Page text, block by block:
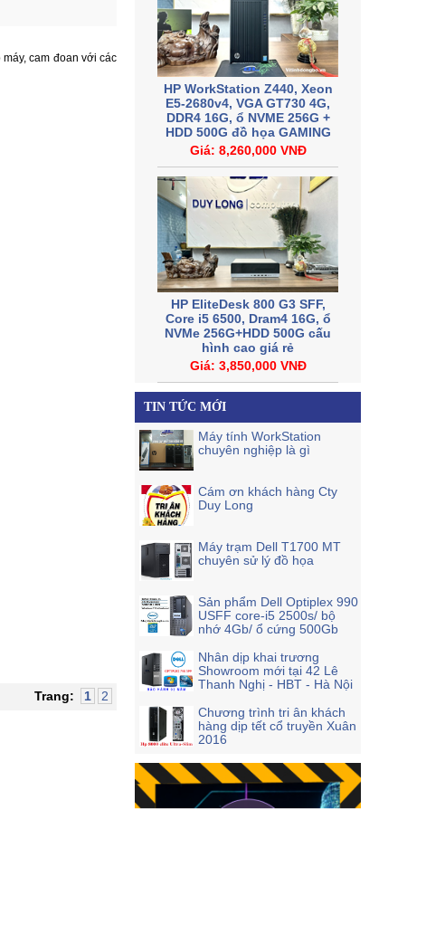
cam đoan với các
Trang: 1 2
HP WorkStation Z440, Xeon
E5-2680v4, VGA GT730 4G,
DDR4 16G, ổ NVME 256G +
HDD 500G đồ họa GAMING
Giá: 8,260,000 VNĐ
HP EliteDesk 800 G3 SFF,
Core i5 6500, Dram4 16G, ổ
NVMe 256G+HDD 500G cấu
hình cao giá rẻ
Giá: 3,850,000 VNĐ
TIN TỨC MỚI
Máy tính WorkStation
chuyên nghiệp là gì
Cám ơn khách hàng Cty
Duy Long
Máy trạm Dell T1700 MT
chuyên sử lý đồ họa
Sản phẩm Dell Optiplex 990
USFF core-i5 2500s/ bộ
nhớ 4Gb/ ổ cứng 500Gb
Nhân dịp khai trương
Showroom mới tại 42 Lê
Thanh Nghị - HBT - Hà Nội
Chương trình tri ân khách
hàng dịp tết cổ truyền Xuân
2016